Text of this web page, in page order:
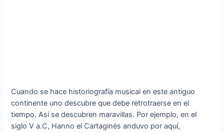
Cuando se hace historiografía musical en este antiguo
continente uno descubre que debe retrotraerse en el
tiempo. Así se descubren maravillas. Por ejemplo, en el
siglo V a.C, Hanno el Cartaginés anduvo por aquí,